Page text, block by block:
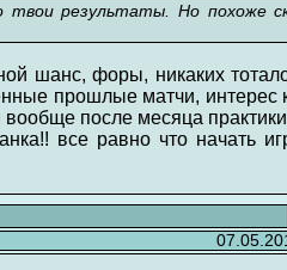
результаты. Но похоже
шанс, форы, никаких
прошлые матчи, интерес
после месяца
все равно что начать